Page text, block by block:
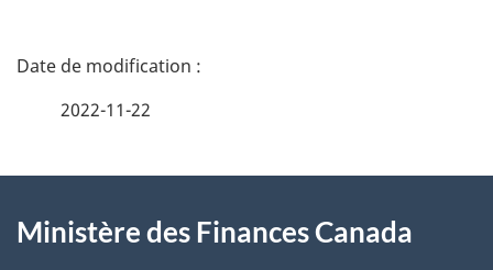
D
i
2022-11-22
propos
Ministère des Finances Canada